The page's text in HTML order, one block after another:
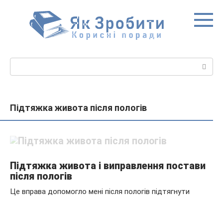
Підтяжка живота після пологів
Підтяжка живота і виправлення постави
після пологів
Це вправа допомогло мені після пологів підтягнути